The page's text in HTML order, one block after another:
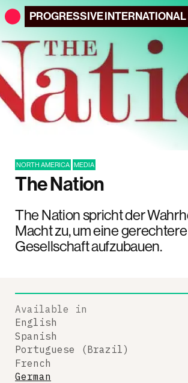
PROGRESSIVEINTERNATIONAL
NORTH AMERICA MEDIA
The Nation
The Nation spricht der
Macht zu, um eine gerechtere
Gesellschaft aufzubauen.
Available in
English
Spanish
Portuguese (Brazil)
French
German